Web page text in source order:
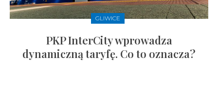
GLIWICE
PKP InterCity wprowadza
dynamiczną taryfę. Co to oznacza?